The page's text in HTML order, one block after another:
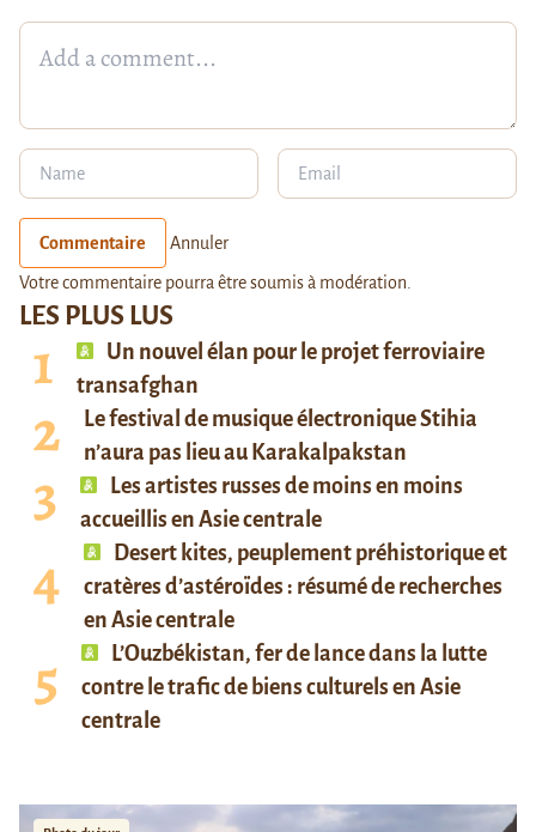
LES PLUS LUS
Un nouvel élan pour le projet ferroviaire
transafghan
Le festival de musique électronique Stihia
n’aura pas lieu au Karakalpakstan
Les artistes russes de moins en moins
accueillis en Asie centrale
Desert kites, peuplement préhistorique et
cratères d’astéroïdes : résumé de recherches
en Asie centrale
L’Ouzbékistan, fer de lance dans la lutte
contre le trafic de biens culturels en Asie
centrale
Commentaire Annuler
Votre commentaire pourra être soumis à modération.